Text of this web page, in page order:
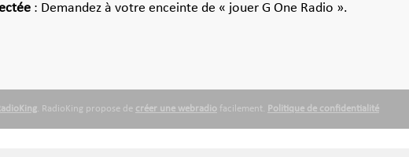
: Demandez à votre enceinte de « jouer G One Radio ».
. RadioKing propose de créer une webradio facilement. Politique de confidentialité